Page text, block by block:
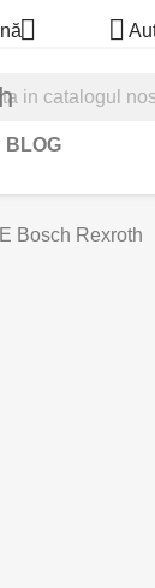
 
BLOG
Bosch Rexroth